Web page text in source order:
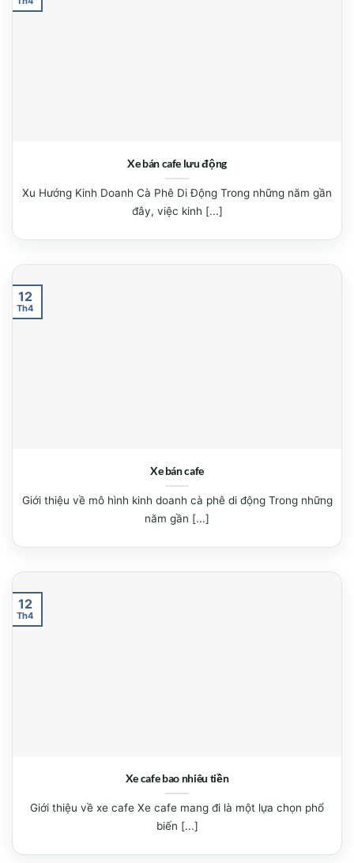
Xe bán cafe lưu động
Xu Hướng Kinh Doanh Cà Phê Di Động Trong những năm gần
đây, việc kinh [...]
Xe bán cafe
Giới thiệu về mô hình kinh doanh cà phê di động Trong những
năm gần [...]
12
Th4
Xe cafe bao nhiêu tiền
Giới thiệu về xe cafe Xe cafe mang đi là một lựa chọn phổ
biến [...]
12
Th4